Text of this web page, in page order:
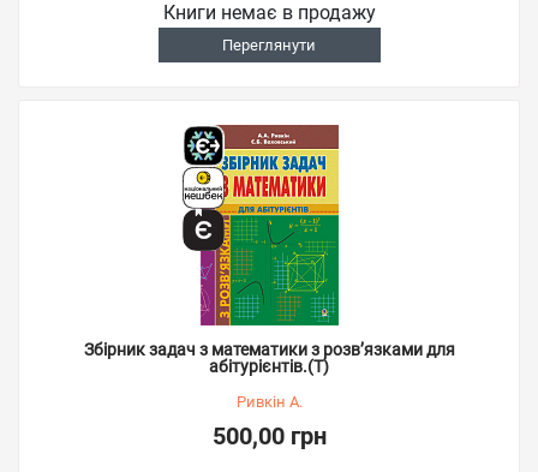
Книги немає в продажу
Переглянути
Збірник задач з математики з розв’язками для
абітурієнтів.(Т)
Ривкін А.
500,00 грн